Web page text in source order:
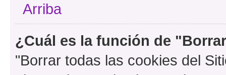
Arriba
¿Cuál es la función de
"Borrar todas las cookies del